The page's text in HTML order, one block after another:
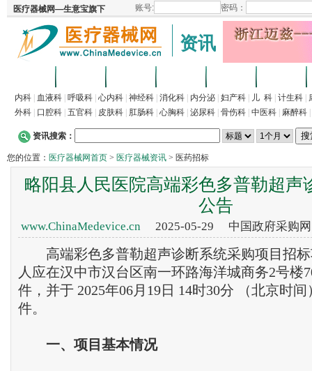
资讯
内科 血液科 呼吸科 心内科 神经科 消化科 内分泌 妇产科 儿 科 计生科
外科
口腔科 五官科 皮肤科 肛肠科 心胸科 泌尿科 骨伤科 中医科 麻醉科
资讯搜索：
您的位置： 医疗器械网首页 > 医疗器械资讯 > 医药招标
略阳县人民医院高端彩色多普勒超声
公告
www.ChinaMedevice.cn2025-05-29 中国政府采购
高端彩色多普勒超声诊断系统采购项目招标
人应在汉中市汉台区南一环路海洋城商务2号楼
件，并于 2025年06月19日 14时30分 （北京时
件。
一、 项目基本情况